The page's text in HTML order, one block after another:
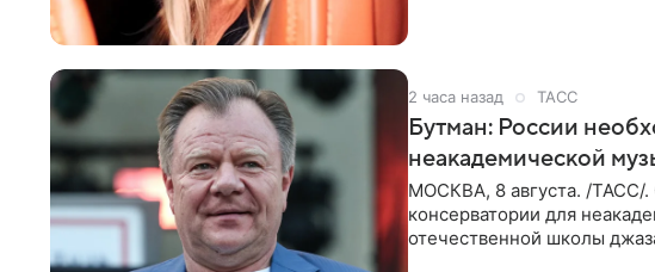
2 часа назад ТАСС
Бутман: России
неакадемической
МОСКВА, 8 августа. /ТАСС/.
консерватории для
отечественной школы